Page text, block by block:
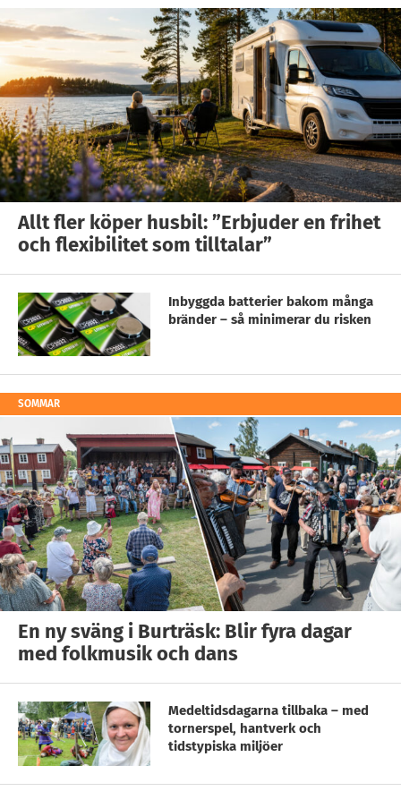
Allt fler köper husbil: ”Erbjuder en frihet
och flexibilitet som tilltalar”
Inbyggda batterier bakom många
bränder – så minimerar du risken
SOMMAR
En ny sväng i Burträsk: Blir fyra dagar
med folkmusik och dans
Medeltidsdagarna tillbaka – med
tornerspel, hantverk och
tidstypiska miljöer